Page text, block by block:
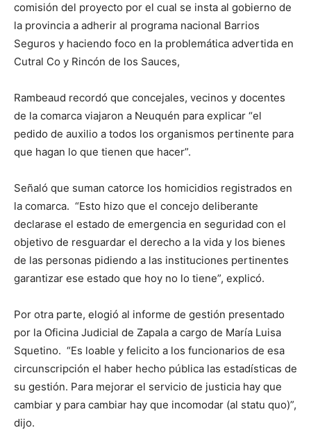
comisión del proyecto por el cual se insta al gobierno de
la provincia a adherir al programa nacional Barrios
Seguros y haciendo foco en la problemática advertida en
Cutral Co y Rincón de los Sauces,
Rambeaud recordó que concejales, vecinos y docentes
de la comarca viajaron a Neuquén para explicar “el
pedido de auxilio a todos los organismos pertinente para
que hagan lo que tienen que hacer”.
Señaló que suman catorce los homicidios registrados en
la comarca. “Esto hizo que el concejo deliberante
declarase el estado de emergencia en seguridad con el
objetivo de resguardar el derecho a la vida y los bienes
de las personas pidiendo a las instituciones pertinentes
garantizar ese estado que hoy no lo tiene”, explicó.
Por otra parte, elogió al informe de gestión presentado
por la Oficina Judicial de Zapala a cargo de María Luisa
Squetino. “Es loable y felicito a los funcionarios de esa
circunscripción el haber hecho pública las estadísticas de
su gestión. Para mejorar el servicio de justicia hay que
cambiar y para cambiar hay que incomodar (al statu quo)”,
dijo.